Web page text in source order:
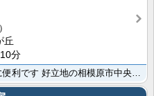
丘
分